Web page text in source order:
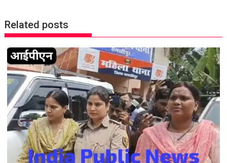
a
v
i
g
a
t
i
o
n
Related posts